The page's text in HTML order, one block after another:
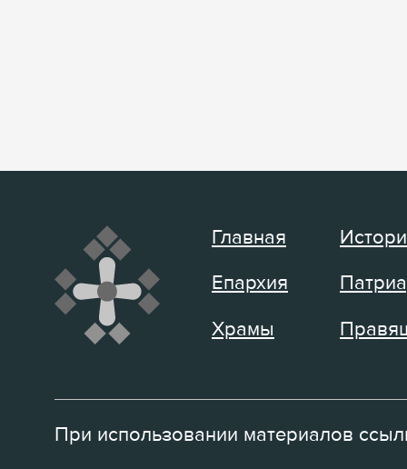
Главная
Епархия
Храмы
При использовании материалов